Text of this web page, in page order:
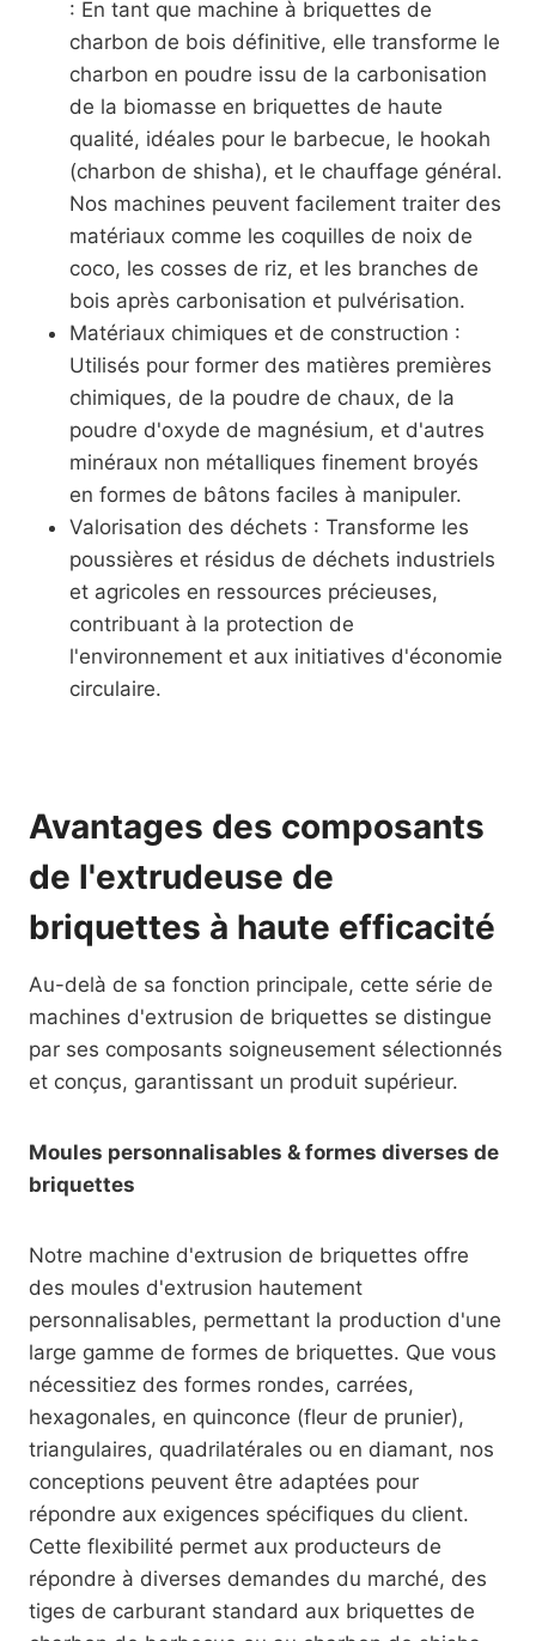
: En tant que machine à briquettes de
charbon de bois définitive, elle transforme le
charbon en poudre issu de la carbonisation
de la biomasse en briquettes de haute
qualité, idéales pour le barbecue, le hookah
(charbon de shisha), et le chauffage général.
Nos machines peuvent facilement traiter des
matériaux comme les coquilles de noix de
coco, les cosses de riz, et les branches de
bois après carbonisation et pulvérisation.
Matériaux chimiques et de construction :
Utilisés pour former des matières premières
chimiques, de la poudre de chaux, de la
poudre d'oxyde de magnésium, et d'autres
minéraux non métalliques finement broyés
en formes de bâtons faciles à manipuler.
Valorisation des déchets : Transforme les
poussières et résidus de déchets industriels
et agricoles en ressources précieuses,
contribuant à la protection de
l'environnement et aux initiatives d'économie
circulaire.
Avantages des composants
de l'extrudeuse de
briquettes à haute efficacité
Au-delà de sa fonction principale, cette série de
machines d'extrusion de briquettes se distingue
par ses composants soigneusement sélectionnés
et conçus, garantissant un produit supérieur.
Moules personnalisables & formes diverses de
briquettes
Notre machine d'extrusion de briquettes offre
des moules d'extrusion hautement
personnalisables, permettant la production d'une
large gamme de formes de briquettes. Que vous
nécessitiez des formes rondes, carrées,
hexagonales, en quinconce (fleur de prunier),
triangulaires, quadrilatérales ou en diamant, nos
conceptions peuvent être adaptées pour
répondre aux exigences spécifiques du client.
Cette flexibilité permet aux producteurs de
répondre à diverses demandes du marché, des
tiges de carburant standard aux briquettes de